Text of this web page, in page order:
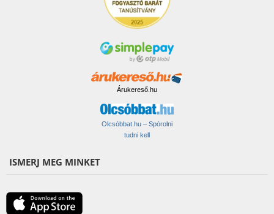
Árukereső.hu
Olcsóbbat.hu – Spórolni
tudni kell
ISMERJ MEG MINKET